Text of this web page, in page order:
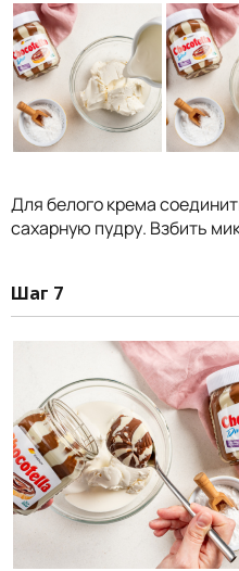
Для белого крема
сахарную пудру. Взбить
Шаг 7